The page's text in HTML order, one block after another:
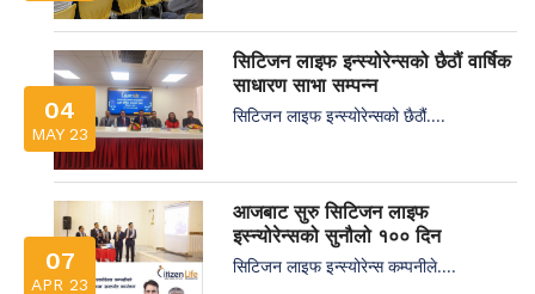
04
MAY 23
सिटिजन लाइफ इन्स्योरेन्सको छैठौं वार्षिक
साधारण साभा सम्पन्न
सिटिजन लाइफ इन्स्योरेन्सको छैठौं....
07
APR 23
आजबाट सुरु सिटिजन लाइफ
इस्न्योरेन्सको सुनौलो १०० दिन
सिटिजन लाइफ इन्स्योरेन्स कम्पनीले....